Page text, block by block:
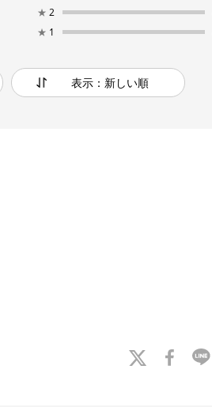
★ 2
★ 1
表示：新しい順